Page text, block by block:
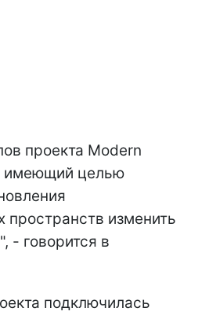
проекта Modern
имеющий целью
пространств изменить
- говорится в
подключилась